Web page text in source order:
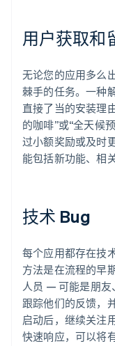
用户获取和
无论您的应用多么
棘手的任务。一种
直接了当的安装理
的咖啡”或“全天候
过小额奖励或及时
能包括新功能、相
技术 Bug
每个应用都存在技
方法是在流程的早
人员 — 可能是朋友
跟踪他们的反馈，
启动后，继续关注
快速响应，可以将